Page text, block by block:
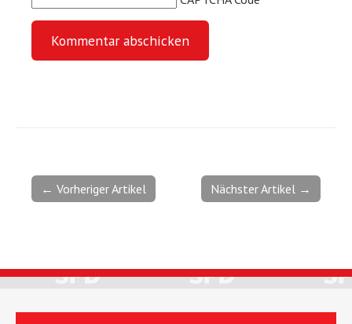
Nächster Artikel →
← Vorheriger Artikel